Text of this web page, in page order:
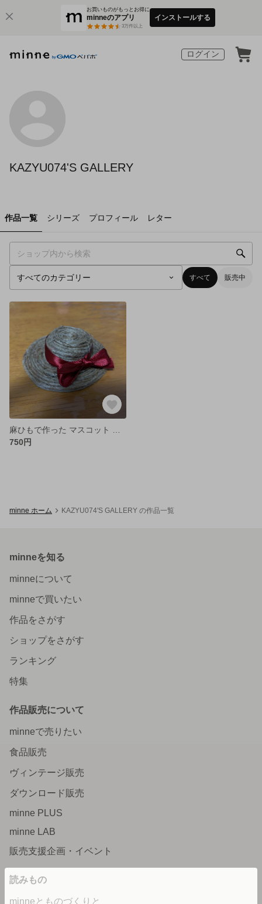
お買いものがもっとお得に
minneのアプリ
3万件以上
インストールする
ログイン
KAZYU074'S GALLERY
作品一覧 シリーズ プロフィール レター
すべて 販売中
750円
minne ホーム KAZYU074'S GALLERY の作品一覧
minneを知る
minneについて
minneで買いたい
作品をさがす
ショップをさがす
ランキング
特集
作品販売について
minneで売りたい
食品販売
ヴィンテージ販売
ダウンロード販売
minne PLUS
minne LAB
販売支援企画・イベント
読みもの
minneとものづくりと